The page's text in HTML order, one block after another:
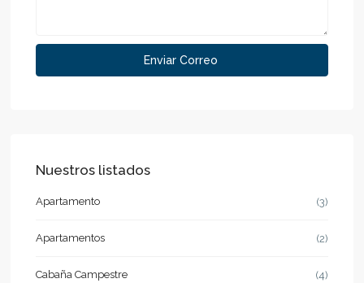
Nuestros listados
Apartamento (3)
Apartamentos (2)
Cabaña Campestre (4)